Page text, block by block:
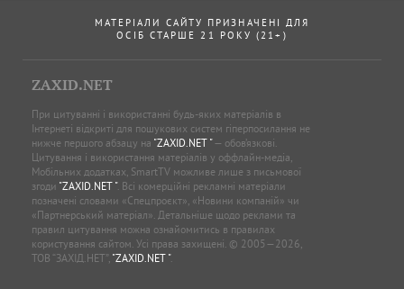
МАТЕРІАЛИ САЙТУ ПРИЗНАЧЕНІ ДЛЯ
ОСІБ СТАРШЕ 21 РОКУ (21+)
ZAXID.NET
При цитуванні і використанні будь-яких матеріалів в
Інтернеті відкриті для пошукових систем гіперпосилання не
нижче першого абзацу на "ZAXID.NET "— обов’язкові.
Цитування і використання матеріалів у оффлайн-медіа,
Мобільних додатках, SmartTV можливе лише з письмової
згоди "ZAXID.NET ". Всі комерційні рекламні матеріали
позначені словами «Спецпроєкт», «Новини компаній» чи
«Партнерський матеріал». Детальніше щодо реклами та
правил цитування можна ознайомитись в правилах
користування сайтом. Усі права захищені. © 2005—2026,
ТОВ “ЗАХІД.НЕТ”, "ZAXID.NET ".